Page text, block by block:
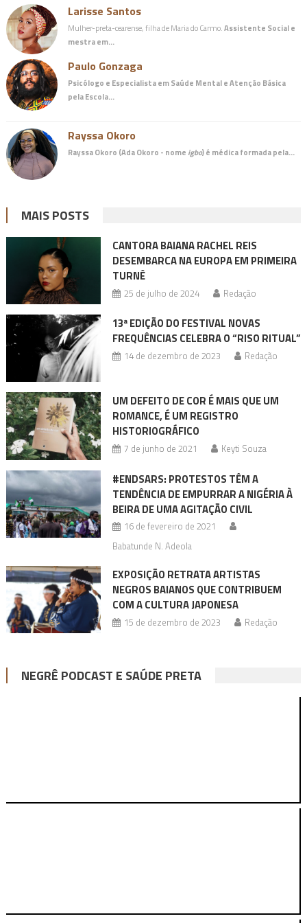
Larisse Santos
Mulher-preta-cearense, filha de Maria do Carmo.Assistente Social e
mestra em…
Paulo Gonzaga
Psicólogo e Especialista em Saúde Mental e Atenção Básica
pela Escola…
Rayssa Okoro
Rayssa Okoro (Ada Okoro - nome igbo) é médicaformada pela…
MAIS POSTS
CANTORA BAIANA RACHEL REIS
DESEMBARCA NA EUROPA EM PRIMEIRA
TURNÊ
25 de julho de 2024 Redação
13ª EDIÇÃO DO FESTIVAL NOVAS
FREQUÊNCIAS CELEBRA O “RISO RITUAL”
14 de dezembro de 2023 Redação
UM DEFEITO DE COR É MAIS QUE UM
ROMANCE, É UM REGISTRO
HISTORIOGRÁFICO
7 de junho de 2021 Keyti Souza
#ENDSARS: PROTESTOS TÊM A
TENDÊNCIA DE EMPURRAR A NIGÉRIA À
BEIRA DE UMA AGITAÇÃO CIVIL
16 de fevereiro de 2021
Babatunde N. Adeola
EXPOSIÇÃO RETRATA ARTISTAS
NEGROS BAIANOS QUE CONTRIBUEM
COM A CULTURA JAPONESA
15 de dezembro de 2023 Redação
NEGRÊ PODCAST E SAÚDE PRETA